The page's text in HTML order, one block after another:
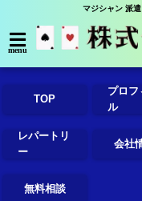
マジシャン 派
menu
TOP
プロフ
ル
レパートリ
ー
会社
無料相談